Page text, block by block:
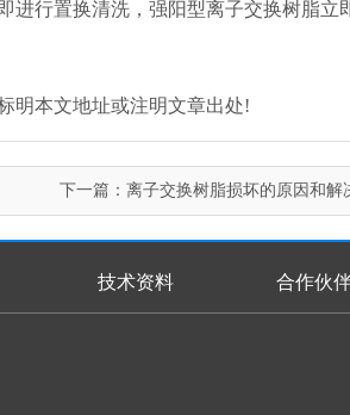
进行置换清洗，强阳型离子交换树脂立
明本文地址或注明文章出处!
下一篇： 离子交换树脂损坏的原因和解
技术资料 合作伙